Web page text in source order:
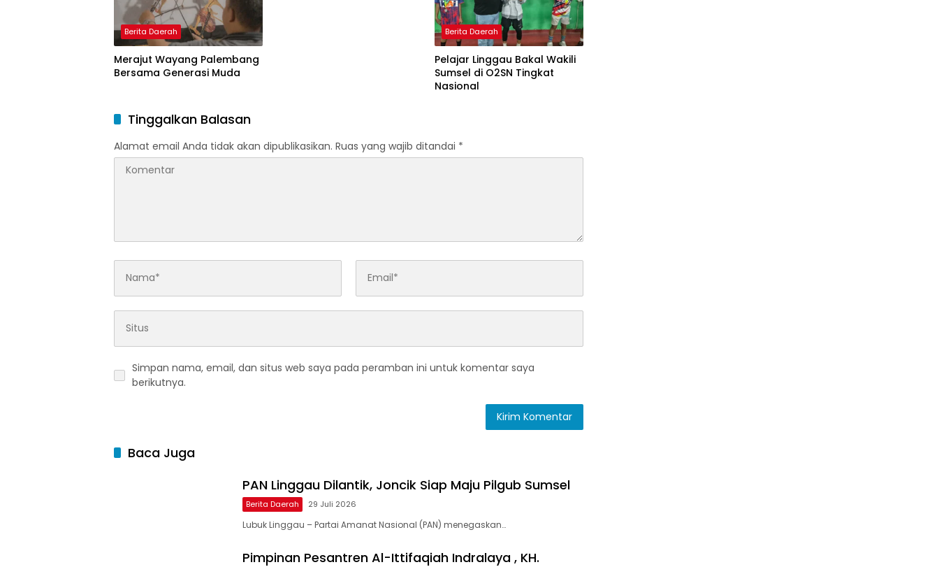
Berita Daerah
Merajut Wayang Palembang
Bersama Generasi Muda
Berita Daerah
Pelajar Linggau Bakal Wakili
Sumsel di O2SN Tingkat
Nasional
Tinggalkan Balasan
Alamat email Anda tidak akan dipublikasikan. Ruas yang wajib ditandai *
Simpan nama, email, dan situs web saya pada peramban ini untuk komentar saya
berikutnya.
Baca Juga
PAN Linggau Dilantik, Joncik Siap Maju Pilgub Sumsel
Berita Daerah 29 Juli 2026
Lubuk Linggau – Partai Amanat Nasional (PAN) menegaskan…
Pimpinan Pesantren Al-Ittifaqiah Indralaya , KH.